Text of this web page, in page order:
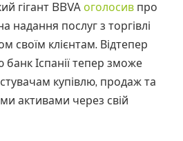
гігант BBVA оголосив про
надання послуг з торгівлі
своїм клієнтам. Відтепер
Іспанії тепер зможе
купівлю, продаж та
активами через свій